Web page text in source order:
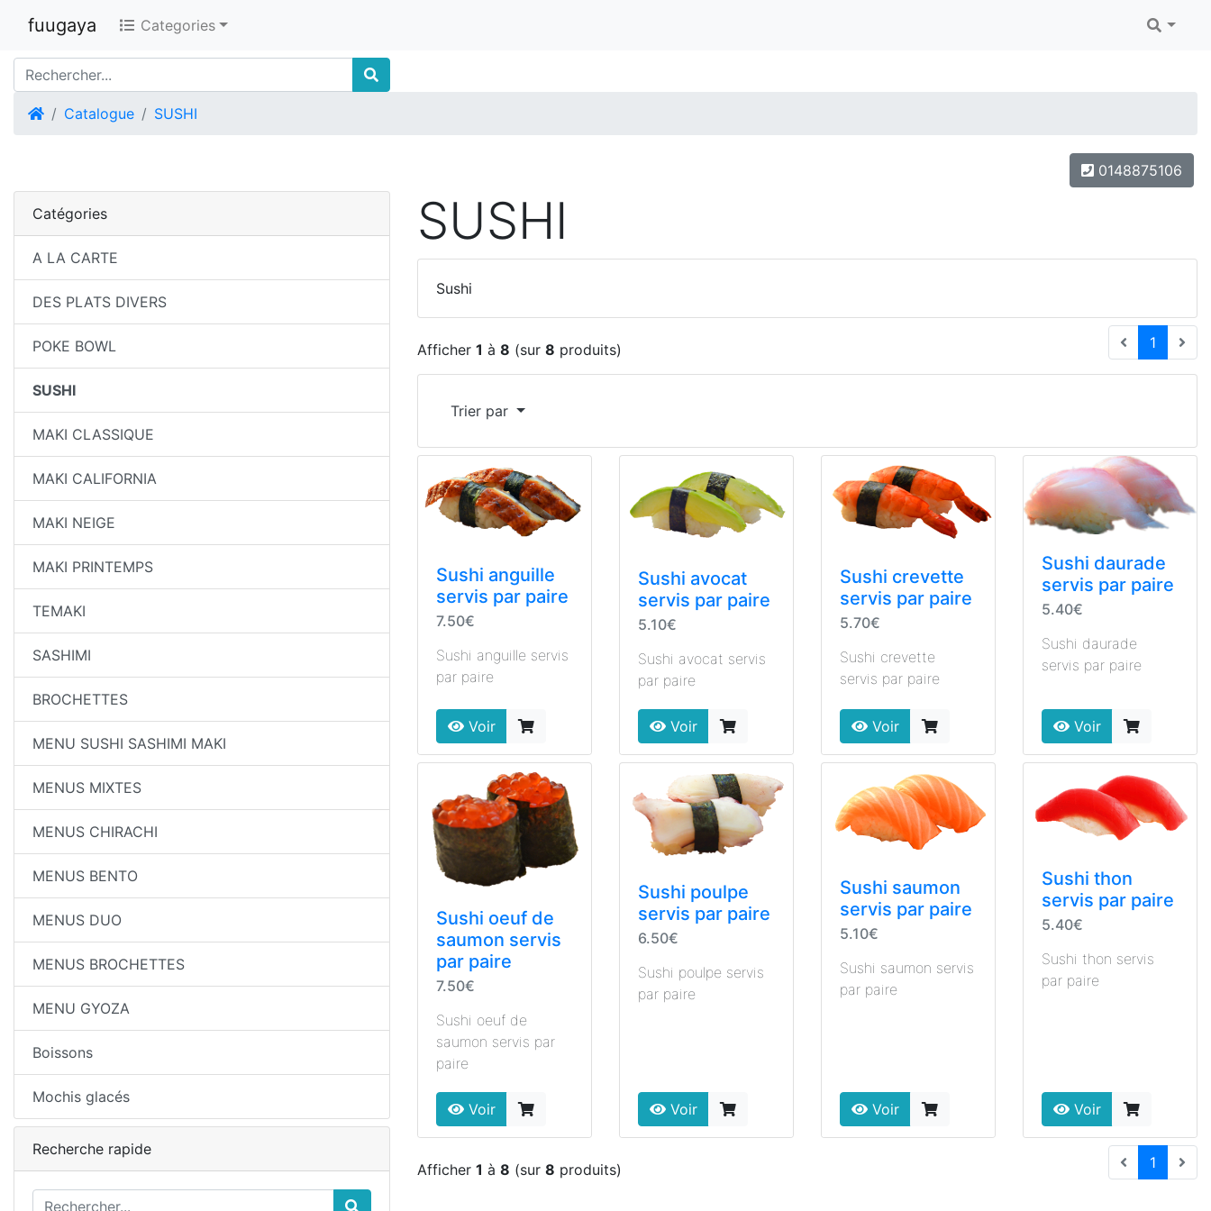
fuugaya Categories
Accueil
Catalogue SUSHI
0148875106
SUSHI
Sushi
Afficher 1 à 8 (sur 8 produits) 1
Trier par
Sushi anguille
servis par paire
7.50€
Sushi anguille servis
par paire
Voir
Sushi avocat
servis par paire
5.10€
Sushi avocat servis
par paire
Voir
Sushi crevette
servis par paire
5.70€
Sushi crevette
servis par paire
Voir
Sushi daurade
servis par paire
5.40€
Sushi daurade
servis par paire
Voir
Sushi oeuf de
saumon servis
par paire
7.50€
Sushi oeuf de
saumon servis par
paire
Voir
Sushi poulpe
servis par paire
6.50€
Sushi poulpe servis
par paire
Voir
Sushi saumon
servis par paire
5.10€
Sushi saumon servis
par paire
Voir
Sushi thon
servis par paire
5.40€
Sushi thon servis
par paire
Voir
Afficher 1 à 8 (sur 8 produits) 1
Catégories
A LA CARTE
DES PLATS DIVERS
POKE BOWL
SUSHI
MAKI CLASSIQUE
MAKI CALIFORNIA
MAKI NEIGE
MAKI PRINTEMPS
TEMAKI
SASHIMI
BROCHETTES
MENU SUSHI SASHIMI MAKI
MENUS MIXTES
MENUS CHIRACHI
MENUS BENTO
MENUS DUO
MENUS BROCHETTES
MENU GYOZA
Boissons
Mochis glacés
Recherche rapide